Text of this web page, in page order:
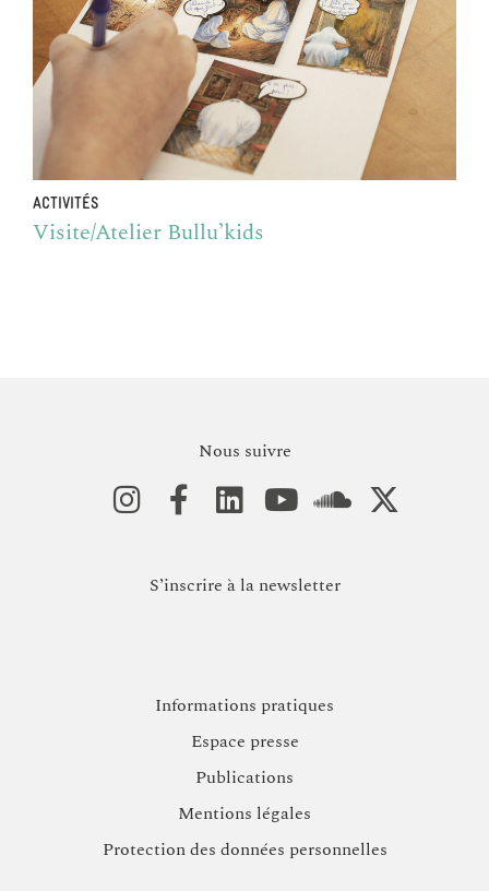
ACTIVITÉS
Visite/Atelier Bullu’kids
Nous suivre
S’inscrire à la newsletter
Informations pratiques
Espace presse
Publications
Mentions légales
Protection des données personnelles